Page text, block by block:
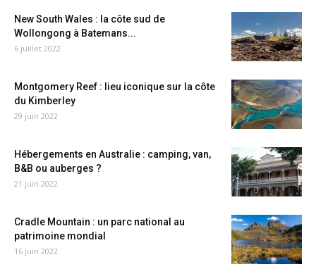
New South Wales : la côte sud de
Wollongong à Batemans...
6 juillet 2022
Montgomery Reef : lieu iconique sur la côte
du Kimberley
29 juin 2022
Hébergements en Australie : camping, van,
B&B ou auberges ?
21 juin 2022
Cradle Mountain : un parc national au
patrimoine mondial
16 juin 2022